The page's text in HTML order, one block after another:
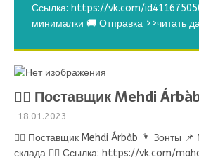
Ссылка: https://vk.com/
минималки 🚚 Отправка >>читать
💁‍♂ Поставщик Mehdi
18.01.2023
💁‍♂ Поставщик Mehdi Árbàb 🌂 Зонты
склада 👉🏻 Ссылка: https://vk.com/